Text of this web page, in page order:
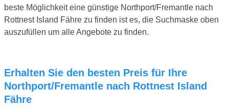
beste Möglichkeit eine günstige Northport/Fremantle nach
Rottnest Island Fähre zu finden ist es, die Suchmaske oben
auszufüllen um alle Angebote zu finden.
Erhalten Sie den besten Preis für Ihre
Northport/Fremantle nach Rottnest Island
Fähre